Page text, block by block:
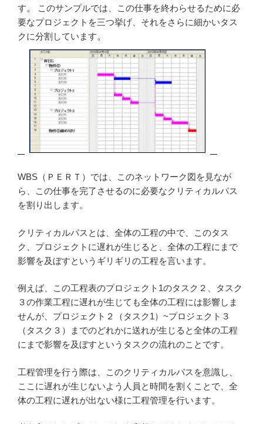
す。 このサンプルでは、この仕事を終わらせるために必
要なプロジェクトを三つ挙げ、それをさらに細かいタス
クに分割しています。
WBS（ＰＥＲＴ）では、このネットワーク図を見なが
ら、この仕事を完了させるのに必要なクリティカルパス
を割り出します。
クリティカルパスとは、全体の工程の中で、このタス
ク、プロジェクトに遅れが生じると、全体の工程にまで
影響を及ぼすというギリギリの工程を言います。
例えば、この工程表のプロジェクト1のタスク２、タスク
３の作業工程に遅れが生じても全体の工程には影響しま
せんが、プロジェクト２（タスク1）~プロジェクト３
（タスク３）までのどれかに送れが生じると全体の工程
にまで影響を及ぼすというタスクの流れのことです。
工程管理を行う際は、このクリティカルパスを意識し、
ここに遅れが生じないよう人員と時間を割くことで、全
体の工程に遅れが出ない様に工程管理を行います。